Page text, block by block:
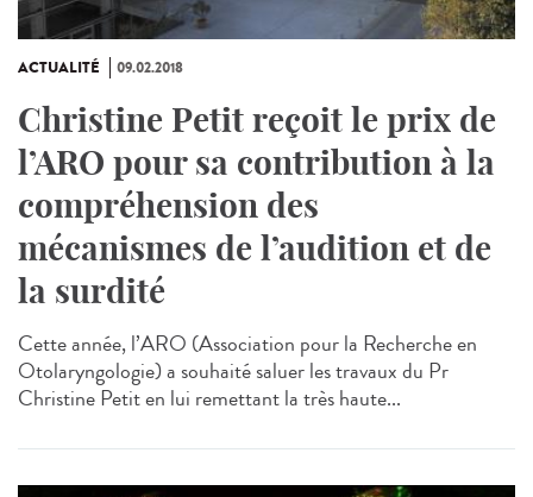
ACTUALITÉ 09.02.2018
Christine Petit reçoit le prix de
l’ARO pour sa contribution à la
compréhension des
mécanismes de l’audition et de
la surdité
Cette année, l’ARO (Association pour la Recherche en
Otolaryngologie) a souhaité saluer les travaux du Pr
Christine Petit en lui remettant la très haute...